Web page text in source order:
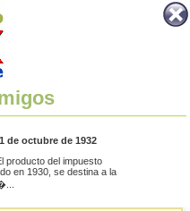
de octubre de 1932
producto del impuesto
en 1930, se destina a la